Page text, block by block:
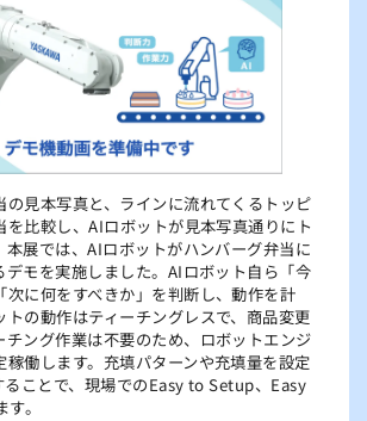
の見本写真と、ラインに流れてくるトッピ
を比較し、AIロボットが見本写真通りにト
本展では、AIロボットがハンバーグ弁当に
デモを実施しました。AIロボット自ら「今
次に何をすべきか」を判断し、動作を計
トの動作はティーチングレスで、商品変更
チング作業は不要のため、ロボットエンジ
稼働します。充填パターンや充填量を設定
ることで、現場でのEasy to Setup、Easy
。